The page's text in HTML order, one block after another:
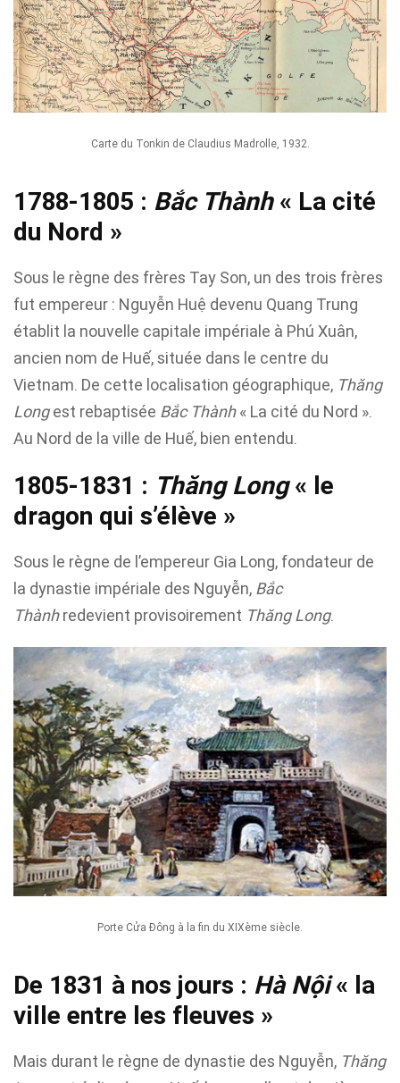
Carte du Tonkin de Claudius Madrolle, 1932.
1788-1805 : Bắc Thành« La cité
du Nord »
Sous le règne des frères Tay Son, un des trois frères
fut empereur : Nguyễn Huệ devenu Quang Trung
établit la nouvelle capitale impériale à Phú Xuân,
ancien nom de Huế, située dans le centre du
Vietnam. De cette localisation géographique, Thăng
Longest rebaptisée Bắc Thành« La cité du Nord ».
Au Nord de la ville de Huế, bien entendu.
1805-1831 : Thăng Long« le
dragon qui s’élève »
Sous le règne de l’empereur Gia Long, fondateur de
la dynastie impériale des Nguyễn, Bắc
Thànhredevient provisoirement Thăng Long.
Porte Cửa Đông à la fin du XIXème siècle.
De 1831 à nos jours : Hà Nội« la
ville entre les fleuves »
Mais durant le règne de dynastie des Nguyễn, Thăng